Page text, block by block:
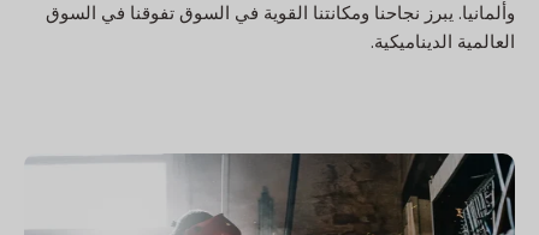
وألمانيا. يبرز نجاحنا ومكانتنا القوية في السوق تفوقنا في السوق
العالمية الديناميكية.